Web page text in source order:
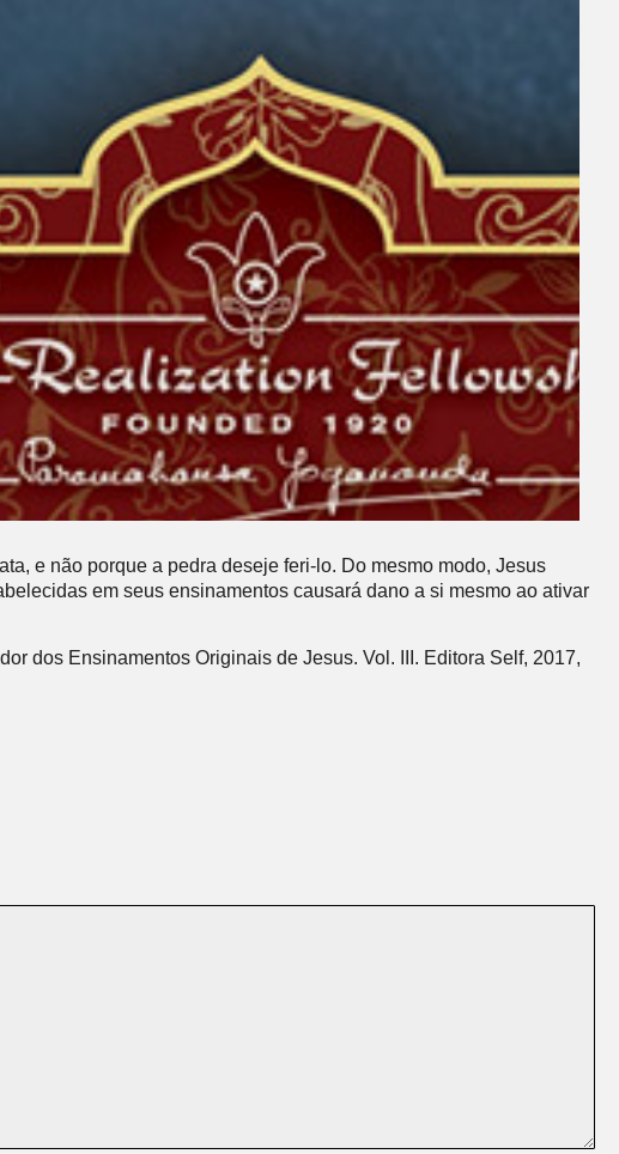
e não porque a pedra deseje feri-lo. Do mesmo modo, Jesus
em seus ensinamentos causará dano a si mesmo ao ativar
dos Ensinamentos Originais de Jesus. Vol. III. Editora Self, 2017,